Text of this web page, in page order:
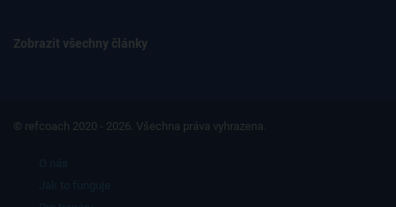
Zobrazit všechny články
© refcoach 2020 - 2026. Všechna práva vyhrazena.